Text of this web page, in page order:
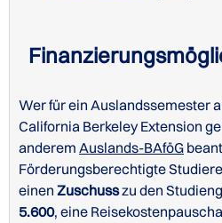
Wer für ein Auslandssemester
California Berkeley Extension
anderem Auslands-BAföG
Förderungsberechtigte
einen Zuschusszu den
5.600, eine